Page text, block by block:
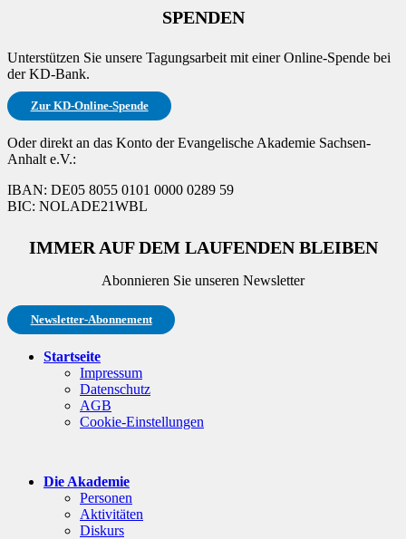
SPENDEN
Unterstützen Sie unsere Tagungsarbeit mit einer Online-Spende bei
der KD-Bank.
Zur KD-Online-Spende
Oder direkt an das Konto der Evangelische Akademie Sachsen-
Anhalt e.V.:
IBAN: DE05 8055 0101 0000 0289 59
BIC: NOLADE21WBL
IMMER AUF DEM LAUFENDEN BLEIBEN
Abonnieren Sie unseren Newsletter
Newsletter-Abonnement
Startseite
Impressum
Datenschutz
AGB
Cookie-Einstellungen
Die Akademie
Personen
Aktivitäten
Diskurs